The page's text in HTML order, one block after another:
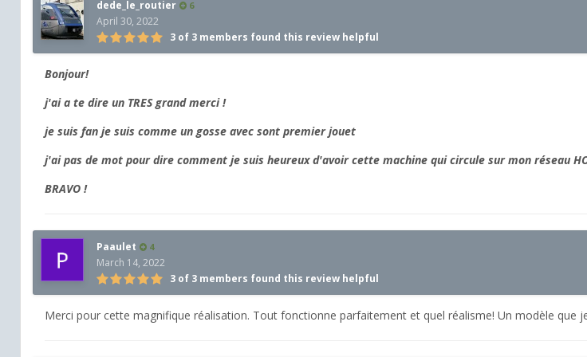
dede_le_routier 6
April 30, 2022
3 of 3 members found this review helpful
Bonjour!
j'ai a te dire un TRES grand merci !
je suis fan je suis comme un gosse avec sont premier jouet
j'ai pas de mot pour dire comment je suis heureux d'avoir cette machine qui circule sur mon réseau
BRAVO !
Paaulet 4
March 14, 2022
3 of 3 members found this review helpful
Merci pour cette magnifique réalisation. Tout fonctionne parfaitement et quel réalisme! Un modèle que